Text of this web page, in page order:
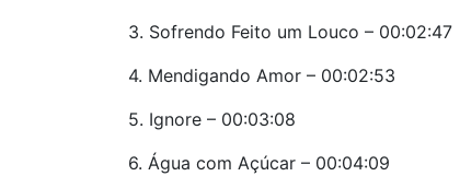
3. Sofrendo Feito um Louco – 00:02:47
4. Mendigando Amor – 00:02:53
5. Ignore – 00:03:08
6. Água com Açúcar – 00:04:09